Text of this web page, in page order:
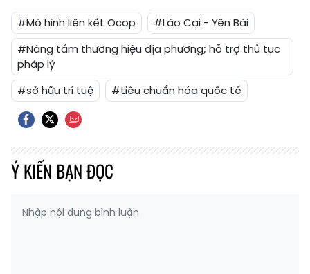
#Mô hình liên kết Ocop
#Lào Cai - Yên Bái
#Nâng tầm thương hiệu địa phương; hỗ trợ thủ tục
pháp lý
#sở hữu trí tuệ
#tiêu chuẩn hóa quốc tế
Ý KIẾN BẠN ĐỌC